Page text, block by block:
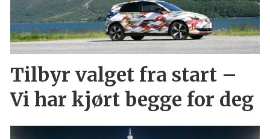
Tilbyr valget fra start –
Vi har kjørt begge for deg